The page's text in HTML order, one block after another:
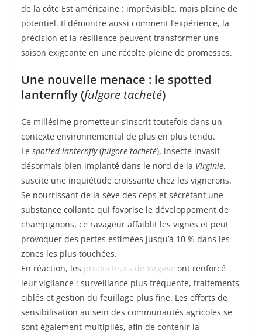
de la côte Est américaine : imprévisible, mais pleine de
potentiel. Il démontre aussi comment l’expérience, la
précision et la résilience peuvent transformer une
saison exigeante en une récolte pleine de promesses.
Une nouvelle menace : le spotted
lanternfly (fulgore tacheté)
Ce millésime prometteur s’inscrit toutefois dans un
contexte environnemental de plus en plus tendu.
Le spotted lanternfly(fulgore tacheté), insecte invasif
désormais bien implanté dans le nord de la Virginie,
suscite une inquiétude croissante chez les vignerons.
Se nourrissant de la sève des ceps et sécrétant une
substance collante qui favorise le développement de
champignons, ce ravageur affaiblit les vignes et peut
provoquer des pertes estimées jusqu’à 10 % dans les
zones les plus touchées.
En réaction, les producteurs de Virginie ont renforcé
leur vigilance : surveillance plus fréquente, traitements
ciblés et gestion du feuillage plus fine. Les efforts de
sensibilisation au sein des communautés agricoles se
sont également multipliés, afin de contenir la